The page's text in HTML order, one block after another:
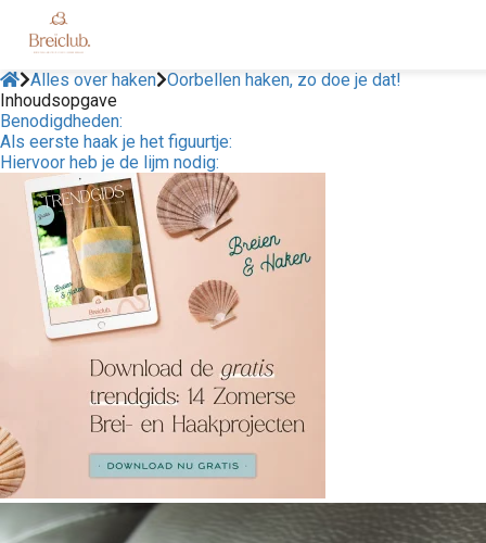
Alles over haken Oorbellen haken, zo doe je dat!
Inhoudsopgave
Benodigdheden:
Als eerste haak je het figuurtje:
Hiervoor heb je de lijm nodig: